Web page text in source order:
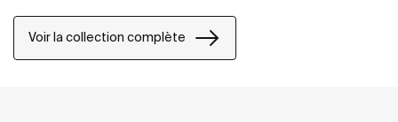
Voir la collection complète